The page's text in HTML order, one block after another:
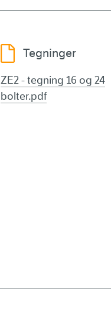
Tegninger
ZE2 - tegning 16 og 24
bolter.pdf